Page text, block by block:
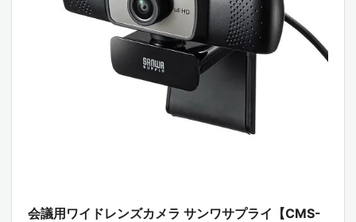
会議用ワイドレンズカメラ サンワサプライ【CMS-